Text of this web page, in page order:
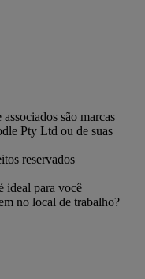
são marcas
Pty Ltd ou de suas
reservados
ideal para você
no local de trabalho?